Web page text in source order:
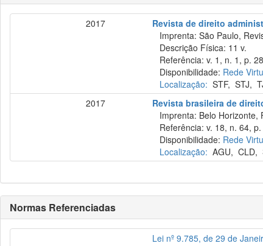
2017
Revista de direito
Imprenta: São Paulo,
Descrição Física: 11 v.
Referência: v. 1, n. 1, p.
Disponibilidade: Rede
Localização: STF,STJ,
2017
Revista brasileira de
Imprenta: Belo Horizonte,
Referência: v. 18, n. 64,
Disponibilidade: Rede
Localização: AGU,CLD,
Normas Referenciadas
Lei nº 9.785, de 29 de